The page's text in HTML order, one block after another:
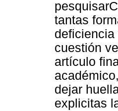
tantas
deficiencia
cuestión
artículo
dejar
explicitas